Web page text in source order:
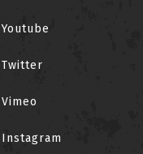
Youtube
Twitter
Vimeo
Instagram